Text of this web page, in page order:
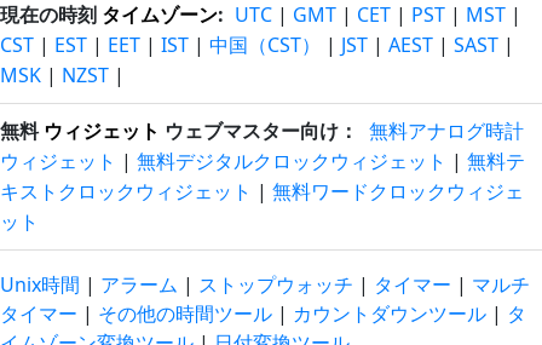
現在の時刻 タイムゾーン: UTC | GMT | CET | PST | MST |
CST | EST | EET | IST | 中国（CST） | JST | AEST | SAST |
MSK | NZST |
無料 ウィジェット ウェブマスター向け：
無料アナログ時計
ウィジェット | 無料デジタルクロックウィジェット | 無料テ
キストクロックウィジェット | 無料ワードクロックウィジェ
ット
Unix時間 | アラーム | ストップウォッチ | タイマー | マルチ
タイマー | その他の時間ツール | カウントダウンツール | タ